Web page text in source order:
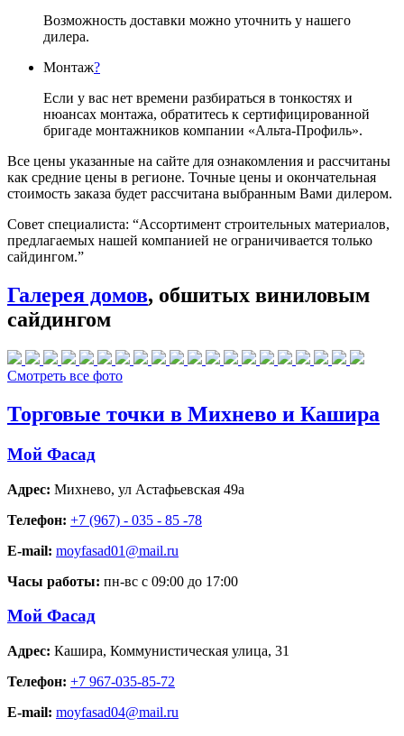
Возможность доставки можно уточнить у нашего
дилера.
Монтаж?
Если у вас нет времени разбираться в тонкостях и
нюансах монтажа, обратитесь к сертифицированной
бригаде монтажников компании «Альта-Профиль».
Все цены указанные на сайте для ознакомления и рассчитаны
как средние цены в регионе. Точные цены и окончательная
стоимость заказа будет рассчитана выбранным Вами дилером.
Совет специалиста: “Ассортимент строительных материалов,
предлагаемых нашей компанией не ограничивается только
сайдингом.”
Галерея домов, обшитых виниловым
сайдингом
Смотреть все фото
Торговые точки в Михнево и Кашира
Мой Фасад
Адрес: Михнево, ул Астафьевская 49а
Телефон: +7 (967) - 035 - 85 -78
E-mail: moyfasad01@mail.ru
Часы работы: пн-вс с 09:00 до 17:00
Мой Фасад
Адрес: Кашира, Коммунистическая улица, 31
Телефон: +7 967-035-85-72
E-mail: moyfasad04@mail.ru